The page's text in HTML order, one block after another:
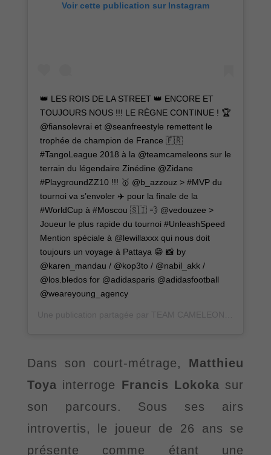
Voir cette publication sur Instagram
👑 LES ROIS DE LA STREET 👑 ENCORE ET
TOUJOURS NOUS !!! LE RÈGNE CONTINUE ! 🏆
@fiansolevrai et @seanfreestyle remettent le
trophée de champion de France 🇫🇷
#TangoLeague 2018 à la @teamcameleons sur le
terrain du légendaire Zinédine @Zidane
#PlaygroundZZ10 !!! 🥇 @b_azzouz > #MVP du
tournoi va s’envoler ✈️ pour la finale de la
#WorldCup à #Moscou 🇸🇮 💨 @vedouzee >
Joueur le plus rapide du tournoi #UnleashSpeed
Mention spéciale à @lewillaxxx qui nous doit
toujours un voyage à Pattaya 😁 📸 by
@karen_mandau / @kop3to / @nabil_akk /
@los.bledos for @adidasparis @adidasfootball
@weareyoung_agency
Dans son court-métrage, Matthieu
Toya interroge Francis Lokoka sur
son parcours. Sous ses airs
introvertis, le joueur de 26 ans se
présente comme étant une